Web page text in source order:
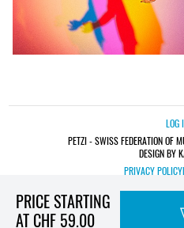
PRICE STARTING
AT CHF 59.00
LOG
PETZI - SWISS FEDERATION OF
DESIGN BY
PRIVACY POLICY